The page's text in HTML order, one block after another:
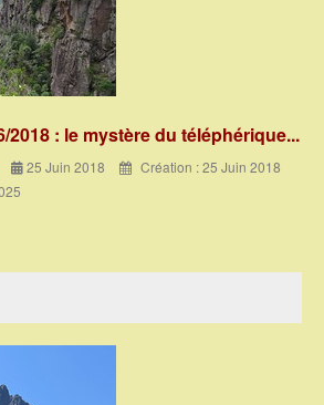
2018 : le mystère du téléphérique...
25 Juin 2018
Création : 25 Juin 2018